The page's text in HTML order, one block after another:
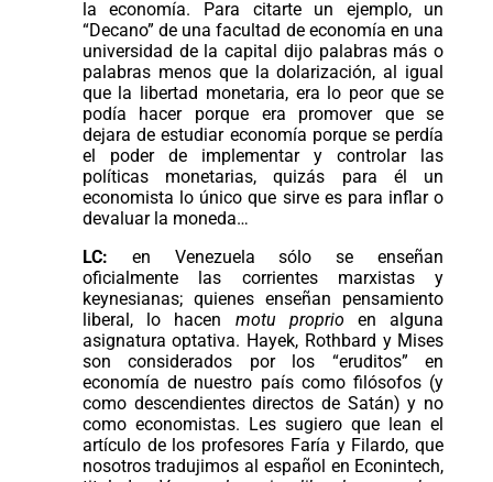
la economía. Para citarte un ejemplo, un
“Decano” de una facultad de economía en una
universidad de la capital dijo palabras más o
palabras menos que la dolarización, al igual
que la libertad monetaria, era lo peor que se
podía hacer porque era promover que se
dejara de estudiar economía porque se perdía
el poder de implementar y controlar las
políticas monetarias, quizás para él un
economista lo único que sirve es para inflar o
devaluar la moneda…
LC: en Venezuela sólo se enseñan
oficialmente las corrientes marxistas y
keynesianas; quienes enseñan pensamiento
liberal, lo hacen motu proprio en alguna
asignatura optativa. Hayek, Rothbard y Mises
son considerados por los “eruditos” en
economía de nuestro país como filósofos (y
como descendientes directos de Satán) y no
como economistas. Les sugiero que lean el
artículo de los profesores Faría y Filardo, que
nosotros tradujimos al español en Econintech,